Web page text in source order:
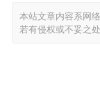
本站文章内容系网
若有侵权或不妥之